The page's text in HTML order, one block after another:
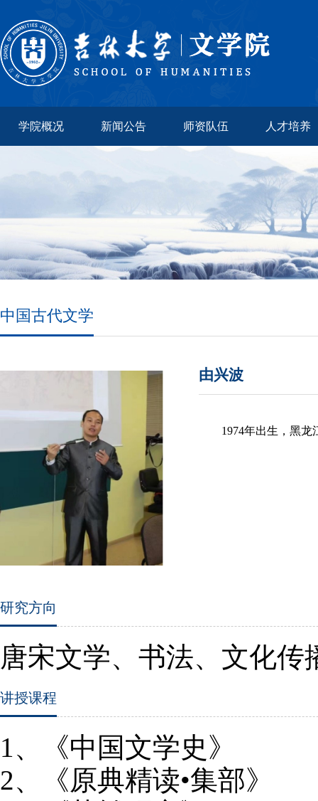
学院概况 新闻公告 师资队伍 人才培养
中国古代文学
由兴波
1974年出生，黑龙
研究方向
唐宋文学、书法、文化传
讲授课程
1、《中国文学史》
2、《原典精读•集部》